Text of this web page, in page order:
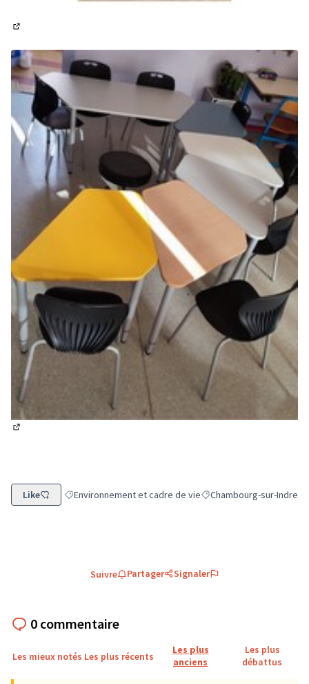
Like Filtrer les résultats de la catégorie : Environnement et
Environnement et cadre de vieFiltrer les résultats pour
Chambourg-sur-Indre
Suivre Partager Signaler
0 commentaire
Les mieux notés Les plus récents
Les plus
anciens
Les plus
débattus